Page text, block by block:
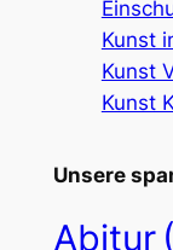
Kunst
Kunst
Kunst
Unsere
Abitur